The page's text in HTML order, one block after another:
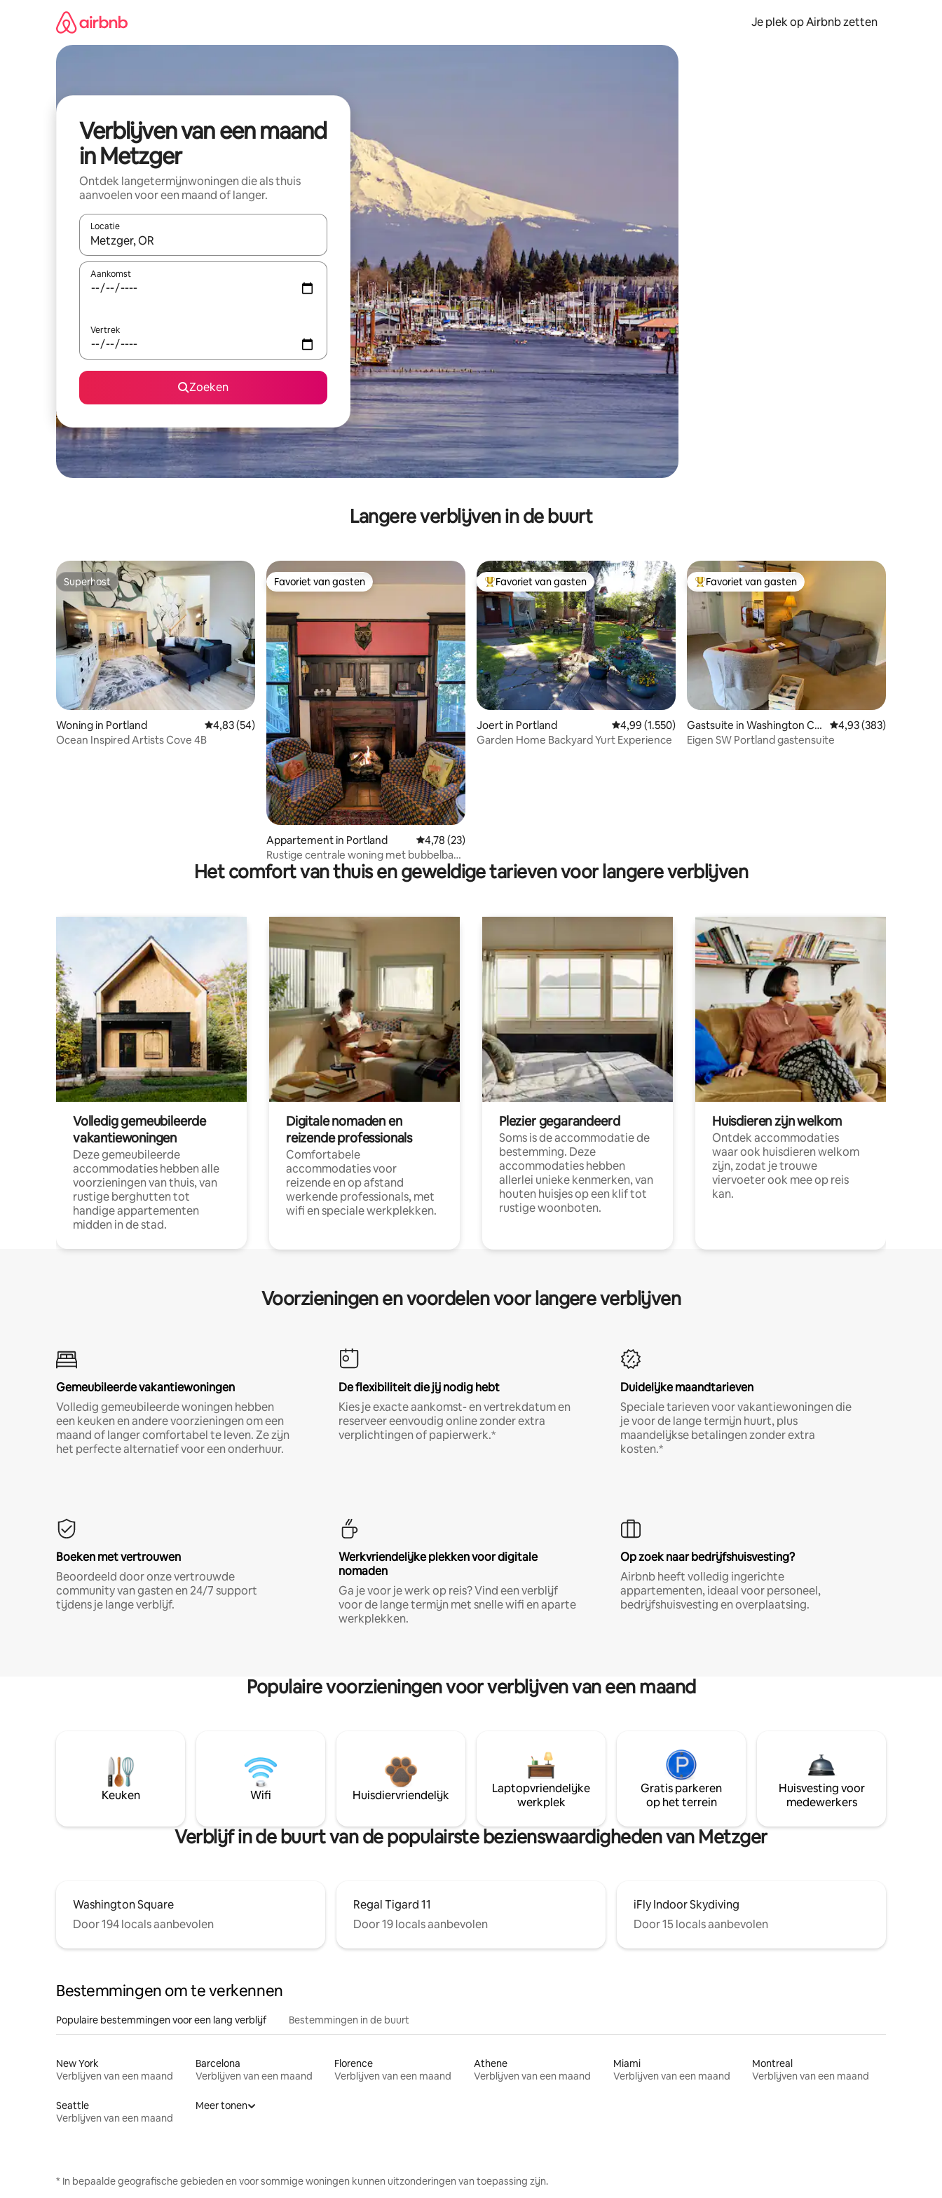
Je plek op Airbnb zetten
Verblijven van een maand
in Metzger
Ontdek langetermijnwoningen die als thuis
aanvoelen voor een maand of langer.
Locatie
Wanneer er resultaten beschikbaar zijn, maak je een keuze met je de pijltjestoetsen omhoog en omlaag, óf door te tikken of swipen.
Aankomst
Vertrek
Zoeken
Langere verblijven in de buurt
Superhost
Superhost
Woning in Portland Gemiddelde beoordeling van 4,83 op 5, 54 recensies
4,83 (54)
Ocean Inspired Artists Cove 4B
Favoriet van gasten
Favoriet van gasten
Appartement in Portland Gemiddelde beoordeling van 4,78 op 5, 23 recensies
4,78 (23)
Rustige centrale woning met bubbelbad,
kingsize bed, open haard
Topfavoriet van gasten
Favoriet van gasten
Joert in Portland Gemiddelde beoordeling van 4,99 op 5, 1.550 recensies
4,99 (1.550)
Garden Home Backyard Yurt Experience
Topfavoriet van gasten
Favoriet van gasten
Gastsuite in Washington Co
unty
Gemiddelde
4,93 (383)
Eigen SW Portland gastensuite
Het comfort van thuis en geweldige tarieven voor langere verblijven
Volledig gemeubileerde
vakantiewoningen
Deze gemeubileerde
accommodaties hebben alle
voorzieningen van thuis, van
rustige berghutten tot
handige appartementen
midden in de stad.
Digitale nomaden en
reizende professionals
Comfortabele
accommodaties voor
reizende en op afstand
werkende professionals, met
wifi en speciale werkplekken.
Plezier gegarandeerd
Soms is de accommodatie de
bestemming. Deze
accommodaties hebben
allerlei unieke kenmerken, van
houten huisjes op een klif tot
rustige woonboten.
Huisdieren zijn welkom
Ontdek accommodaties
waar ook huisdieren welkom
zijn, zodat je trouwe
viervoeter ook mee op reis
kan.
Voorzieningen en voordelen voor langere verblijven
Gemeubileerde vakantiewoningen
Volledig gemeubileerde woningen hebben
een keuken en andere voorzieningen om een
maand of langer comfortabel te leven. Ze zijn
het perfecte alternatief voor een onderhuur.
De flexibiliteit die jij nodig hebt
Kies je exacte aankomst- en vertrekdatum en
reserveer eenvoudig online zonder extra
verplichtingen of papierwerk.*
Duidelijke maandtarieven
Speciale tarieven voor vakantiewoningen die
je voor de lange termijn huurt, plus
maandelijkse betalingen zonder extra
kosten.*
Boeken met vertrouwen
Beoordeeld door onze vertrouwde
community van gasten en 24/7 support
tijdens je lange verblijf.
Werkvriendelijke plekken voor digitale
nomaden
Ga je voor je werk op reis? Vind een verblijf
voor de lange termijn met snelle wifi en aparte
werkplekken.
Op zoek naar bedrijfshuisvesting?
Airbnb heeft volledig ingerichte
appartementen, ideaal voor personeel,
bedrijfshuisvesting en overplaatsing.
Populaire voorzieningen voor verblijven van een maand
Keuken Wifi Huisdiervriendelijk
Laptopvriendelijke
werkplek
Gratis parkeren
op het terrein
Huisvesting voor
medewerkers
Verblijf in de buurt van de populairste bezienswaardigheden van Metzger
Washington Square
Door 194 locals aanbevolen
Regal Tigard 11
Door 19 locals aanbevolen
iFly Indoor Skydiving
Door 15 locals aanbevolen
Bestemmingen om te verkennen
Populaire bestemmingen voor een lang verblijf Bestemmingen in de buurt
New York
Verblijven van een maand
Barcelona
Verblijven van een maand
Florence
Verblijven van een maand
Athene
Verblijven van een maand
Miami
Verblijven van een maand
Montreal
Verblijven van een maand
Seattle
Verblijven van een maand
Meer tonen
* In bepaalde geografische gebieden en voor sommige woningen kunnen uitzonderingen van toepassing zijn.